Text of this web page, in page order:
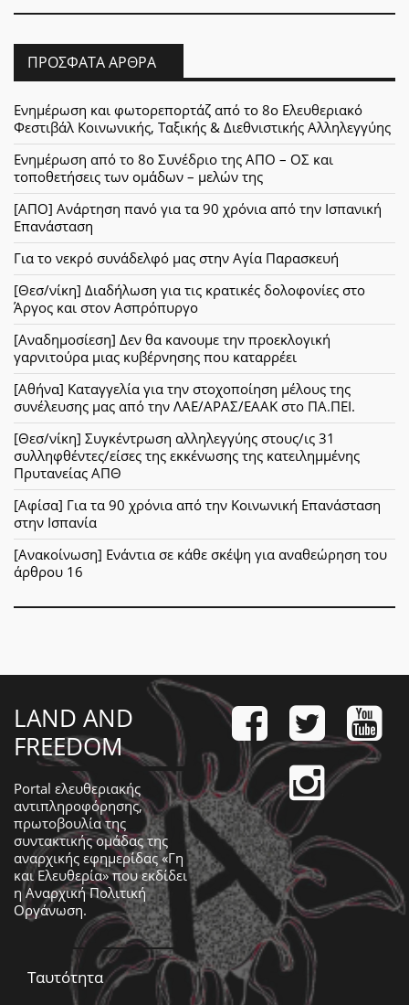
ΠΡΌΣΦΑΤΑ ΆΡΘΡΑ
Ενημέρωση και φωτορεπορτάζ από το 8ο Ελευθεριακό
Φεστιβάλ Κοινωνικής, Ταξικής & Διεθνιστικής Αλληλεγγύης
Ενημέρωση από το 8ο Συνέδριο της ΑΠΟ – ΟΣ και
τοποθετήσεις των ομάδων – μελών της
[ΑΠΟ] Ανάρτηση πανό για τα 90 χρόνια από την Ισπανική
Επανάσταση
Για το νεκρό συνάδελφό μας στην Αγία Παρασκευή
[Θεσ/νίκη] Διαδήλωση για τις κρατικές δολοφονίες στο
Άργος και στον Ασπρόπυργο
[Αναδημοσίεση] Δεν θα κανουμε την προεκλογική
γαρνιτούρα μιας κυβέρνησης που καταρρέει
[Αθήνα] Καταγγελία για την στοχοποίηση μέλους της
συνέλευσης μας από την ΛΑΕ/ΑΡΑΣ/ΕΑΑΚ στο ΠΑ.ΠΕΙ.
[Θεσ/νίκη] Συγκέντρωση αλληλεγγύης στους/ις 31
συλληφθέντες/είσες της εκκένωσης της κατειλημμένης
Πρυτανείας ΑΠΘ
[Αφίσα] Για τα 90 χρόνια από την Κοινωνική Επανάσταση
στην Ισπανία
[Ανακοίνωση] Ενάντια σε κάθε σκέψη για αναθεώρηση του
άρθρου 16
LAND AND
FREEDOM
Portal ελευθεριακής
αντιπληροφόρησης,
πρωτοβουλία της
συντακτικής ομάδας της
αναρχικής εφημερίδας «Γη
και Ελευθερία» που εκδίδει
ηΑναρχική Πολιτική
Οργάνωση.
Ταυτότητα